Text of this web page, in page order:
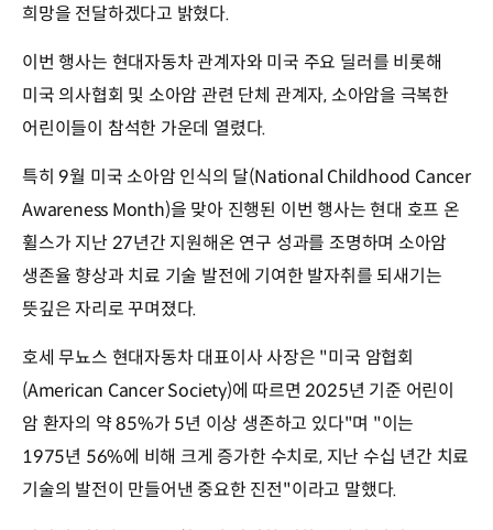
희망을 전달하겠다고 밝혔다.
이번 행사는 현대자동차 관계자와 미국 주요 딜러를 비롯해
미국 의사협회 및 소아암 관련 단체 관계자, 소아암을 극복한
어린이들이 참석한 가운데 열렸다.
특히 9월 미국 소아암 인식의 달(National Childhood Cancer
Awareness Month)을 맞아 진행된 이번 행사는 현대 호프 온
휠스가 지난 27년간 지원해온 연구 성과를 조명하며 소아암
생존율 향상과 치료 기술 발전에 기여한 발자취를 되새기는
뜻깊은 자리로 꾸며졌다.
호세 무뇨스 현대자동차 대표이사 사장은 "미국 암협회
(American Cancer Society)에 따르면 2025년 기준 어린이
암 환자의 약 85%가 5년 이상 생존하고 있다"며 "이는
1975년 56%에 비해 크게 증가한 수치로, 지난 수십 년간 치료
기술의 발전이 만들어낸 중요한 진전"이라고 말했다.